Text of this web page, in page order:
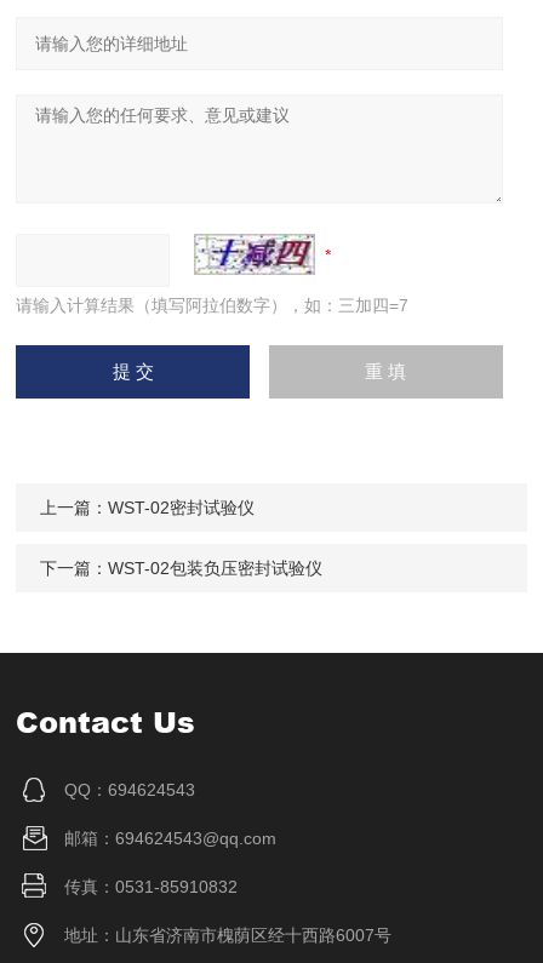
请输入计算结果（填写阿拉伯数字），如：三加四=7
上一篇：WST-02密封试验仪
下一篇：WST-02包装负压密封试验仪
Contact Us
QQ：694624543
邮箱：694624543@qq.com
传真：0531-85910832
地址：山东省济南市槐荫区经十西路6007号